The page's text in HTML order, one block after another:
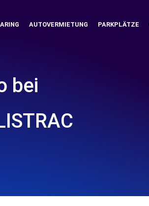
AUTOVERMIETUNG PARKPLÄTZE
bei